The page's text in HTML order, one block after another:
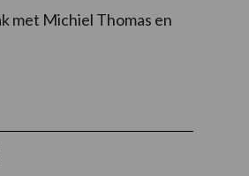
met Michiel Thomas en